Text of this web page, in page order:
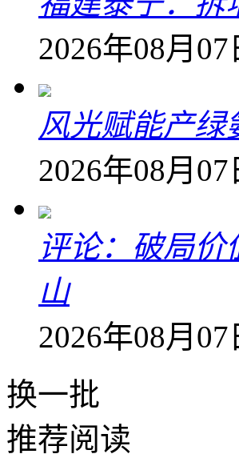
2026年08月07
风光赋能产绿
2026年08月07
评论：破局
山
2026年08月07
换一批
推荐阅读